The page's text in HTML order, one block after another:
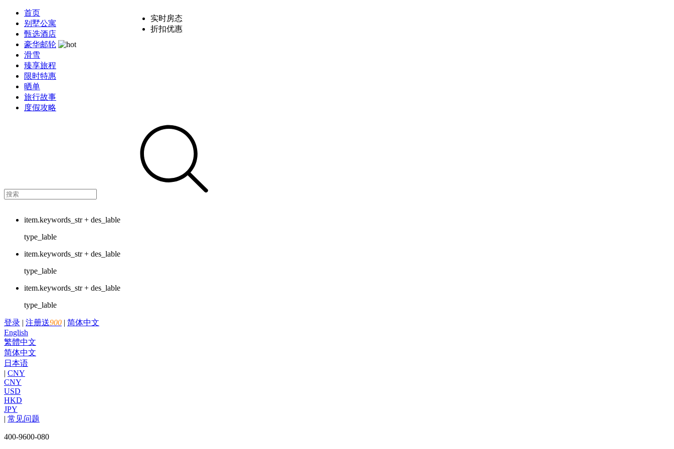
首页
别墅公寓
甄选酒店
豪华邮轮
滑雪
臻享旅程
限时特惠
晒单
旅行故事
度假攻略
item.keywords_str + des_lable
type_lable
item.keywords_str + des_lable
type_lable
item.keywords_str + des_lable
type_lable
登录 | 注册送900 | 简体中文
English
繁體中文
简体中文
日本语
| CNY
CNY
USD
HKD
JPY
| 常见问题
400-9600-080
实时房态
折扣优惠